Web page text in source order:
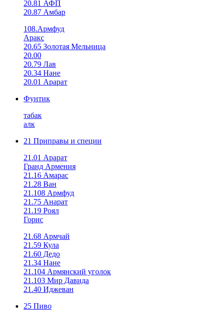
20.81 АФП
20.87 Амбар
108.Армфуд
Аракс
20.65 Золотая Мельница
20.00
20.79 Лав
20.34 Нане
20.01 Арарат
Фунтик
табак
алк
21 Приправы и специи
21.01 Арарат
Гранд Армения
21.16 Амарас
21.28 Ван
21.108 Армфуд
21.75 Анарат
21.19 Роял
Горис
21.68 Армчай
21.59 Кула
21.60 Дедо
21.34 Нане
21.104 Армянский уголок
21.103 Мир Давида
21.40 Иджеван
25 Пиво